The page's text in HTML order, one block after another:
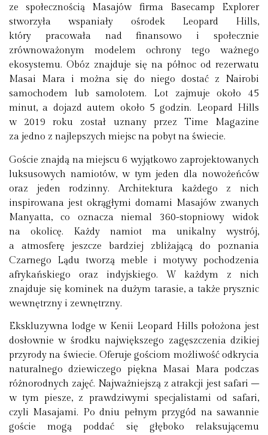
ze społecznością Masajów firma Basecamp Explorer
stworzyła wspaniały ośrodek Leopard Hills,
który pracowała nad finansowo i społecznie
zrównoważonym modelem ochrony tego ważnego
ekosystemu. Obóz znajduje się na północ od rezerwatu
Masai Mara i można się do niego dostać z Nairobi
samochodem lub samolotem. Lot zajmuje około 45
minut, a dojazd autem około 5 godzin. Leopard Hills
w 2019 roku został uznany przez Time Magazine
za jedno z najlepszych miejsc na pobyt na świecie.
Goście znajdą na miejscu 6 wyjątkowo zaprojektowanych
luksusowych namiotów, w tym jeden dla nowożeńców
oraz jeden rodzinny. Architektura każdego z nich
inspirowana jest okrągłymi domami Masajów zwanych
Manyatta, co oznacza niemal 360-stopniowy widok
na okolicę. Każdy namiot ma unikalny wystrój,
a atmosferę jeszcze bardziej zbliżającą do poznania
Czarnego Lądu tworzą meble i motywy pochodzenia
afrykańskiego oraz indyjskiego. W każdym z nich
znajduje się kominek na dużym tarasie, a także prysznic
wewnętrzny i zewnętrzny.
Ekskluzywna lodge w Kenii Leopard Hills położona jest
dosłownie w środku największego zagęszczenia dzikiej
przyrody na świecie. Oferuje gościom możliwość odkrycia
naturalnego dziewiczego piękna Masai Mara podczas
różnorodnych zajęć. Najważniejszą z atrakcji jest safari –
w tym piesze, z prawdziwymi specjalistami od safari,
czyli Masajami. Po dniu pełnym przygód na sawannie
goście mogą poddać się głęboko relaksującemu